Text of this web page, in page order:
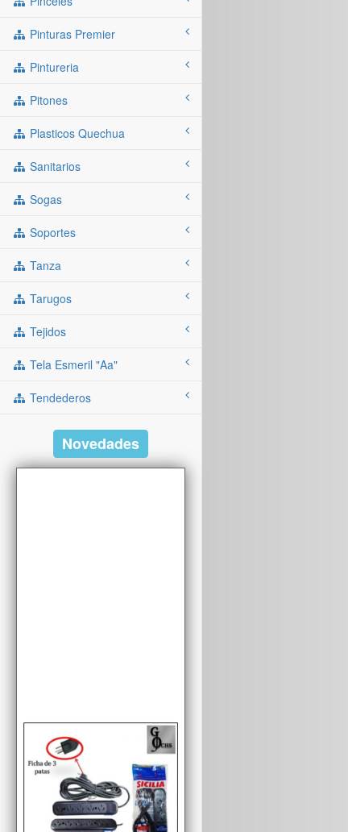
Pinturas Premier
Pintureria
Pitones
Plasticos Quechua
Sanitarios
Sogas
Soportes
Tanza
Tarugos
Tejidos
Tela Esmeril "aa"
Tendederos
Novedades